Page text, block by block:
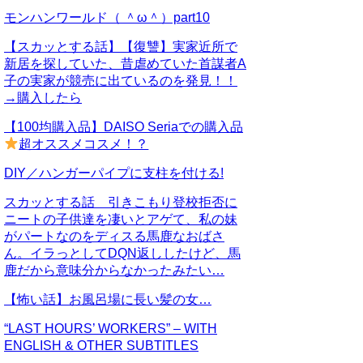
モンハンワールド（ ＾ω＾）part10
【スカッとする話】【復讐】実家近所で
新居を探していた、昔虐めていた首謀者A
子の実家が競売に出ているのを発見！！
→購入したら
【100均購入品】DAISO Seriaでの購入品
超オススメコスメ！？
DIY／ハンガーパイプに支柱を付ける!
スカッとする話 引きこもり登校拒否に
ニートの子供達を凄いとアゲて、私の妹
がパートなのをディスる馬鹿なおばさ
ん。イラっとしてDQN返ししたけど、馬
鹿だから意味分からなかったみたい…
【怖い話】お風呂場に長い髪の女…
“LAST HOURS’ WORKERS” – WITH
ENGLISH & OTHER SUBTITLES